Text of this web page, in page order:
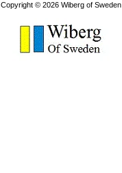
Copyright © 2026 Wiberg of Sweden